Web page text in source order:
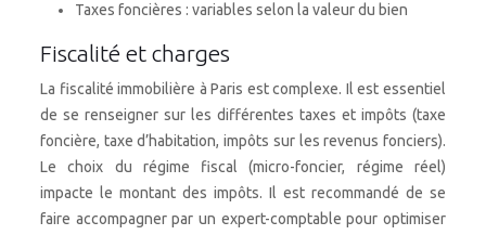
Taxes foncières : variables selon la valeur du bien
Fiscalité et charges
La fiscalité immobilière à Paris est complexe. Il est essentiel
de se renseigner sur les différentes taxes et impôts (taxe
foncière, taxe d’habitation, impôts sur les revenus fonciers).
Le choix du régime fiscal (micro-foncier, régime réel)
impacte le montant des impôts. Il est recommandé de se
faire accompagner par un expert-comptable pour optimiser